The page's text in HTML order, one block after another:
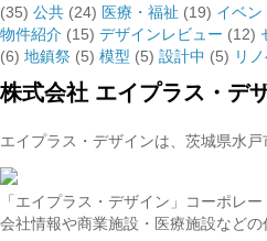
(35) 公共 (24) 医療・福祉 (19) イベン
物件紹介 (15) デザインレビュー (12)
(6) 地鎮祭 (5) 模型 (5) 設計中 (5) リ
株式会社 エイプラス・デ
エイプラス・デザインは、茨城県水戸
「エイプラス・デザイン」コーポレー
会社情報や商業施設・医療施設などの